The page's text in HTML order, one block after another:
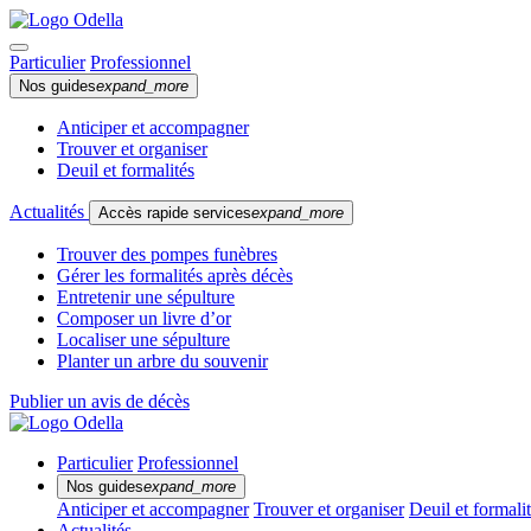
Particulier Professionnel
Nos guidesexpand_more
Anticiper et accompagner
Trouver et organiser
Deuil et formalités
Actualités Accès rapide servicesexpand_more
Trouver des pompes funèbres
Gérer les formalités après décès
Entretenir une sépulture
Composer un livre d’or
Localiser une sépulture
Planter un arbre du souvenir
Publier un avis de décès
Particulier Professionnel
Nos guidesexpand_more
Anticiper et accompagner Trouver et organiser Deuil et